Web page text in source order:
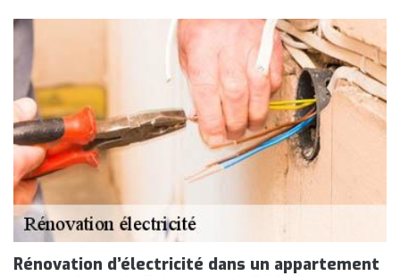
Rénovation d’électricité dans un appartement